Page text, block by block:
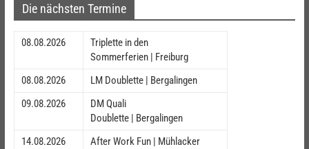
Die nächsten Termine
08.08.2026
Triplette in den
Sommerferien | Freiburg
08.08.2026
LM Doublette | Bergalingen
09.08.2026
DM Quali
Doublette | Bergalingen
14.08.2026
After Work Fun | Mühlacker